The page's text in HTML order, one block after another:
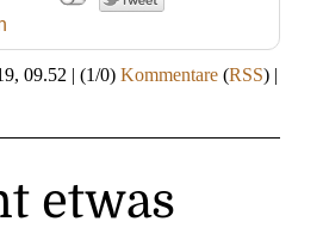
09.52 | (1/0) Kommentare (RSS) |
etwas